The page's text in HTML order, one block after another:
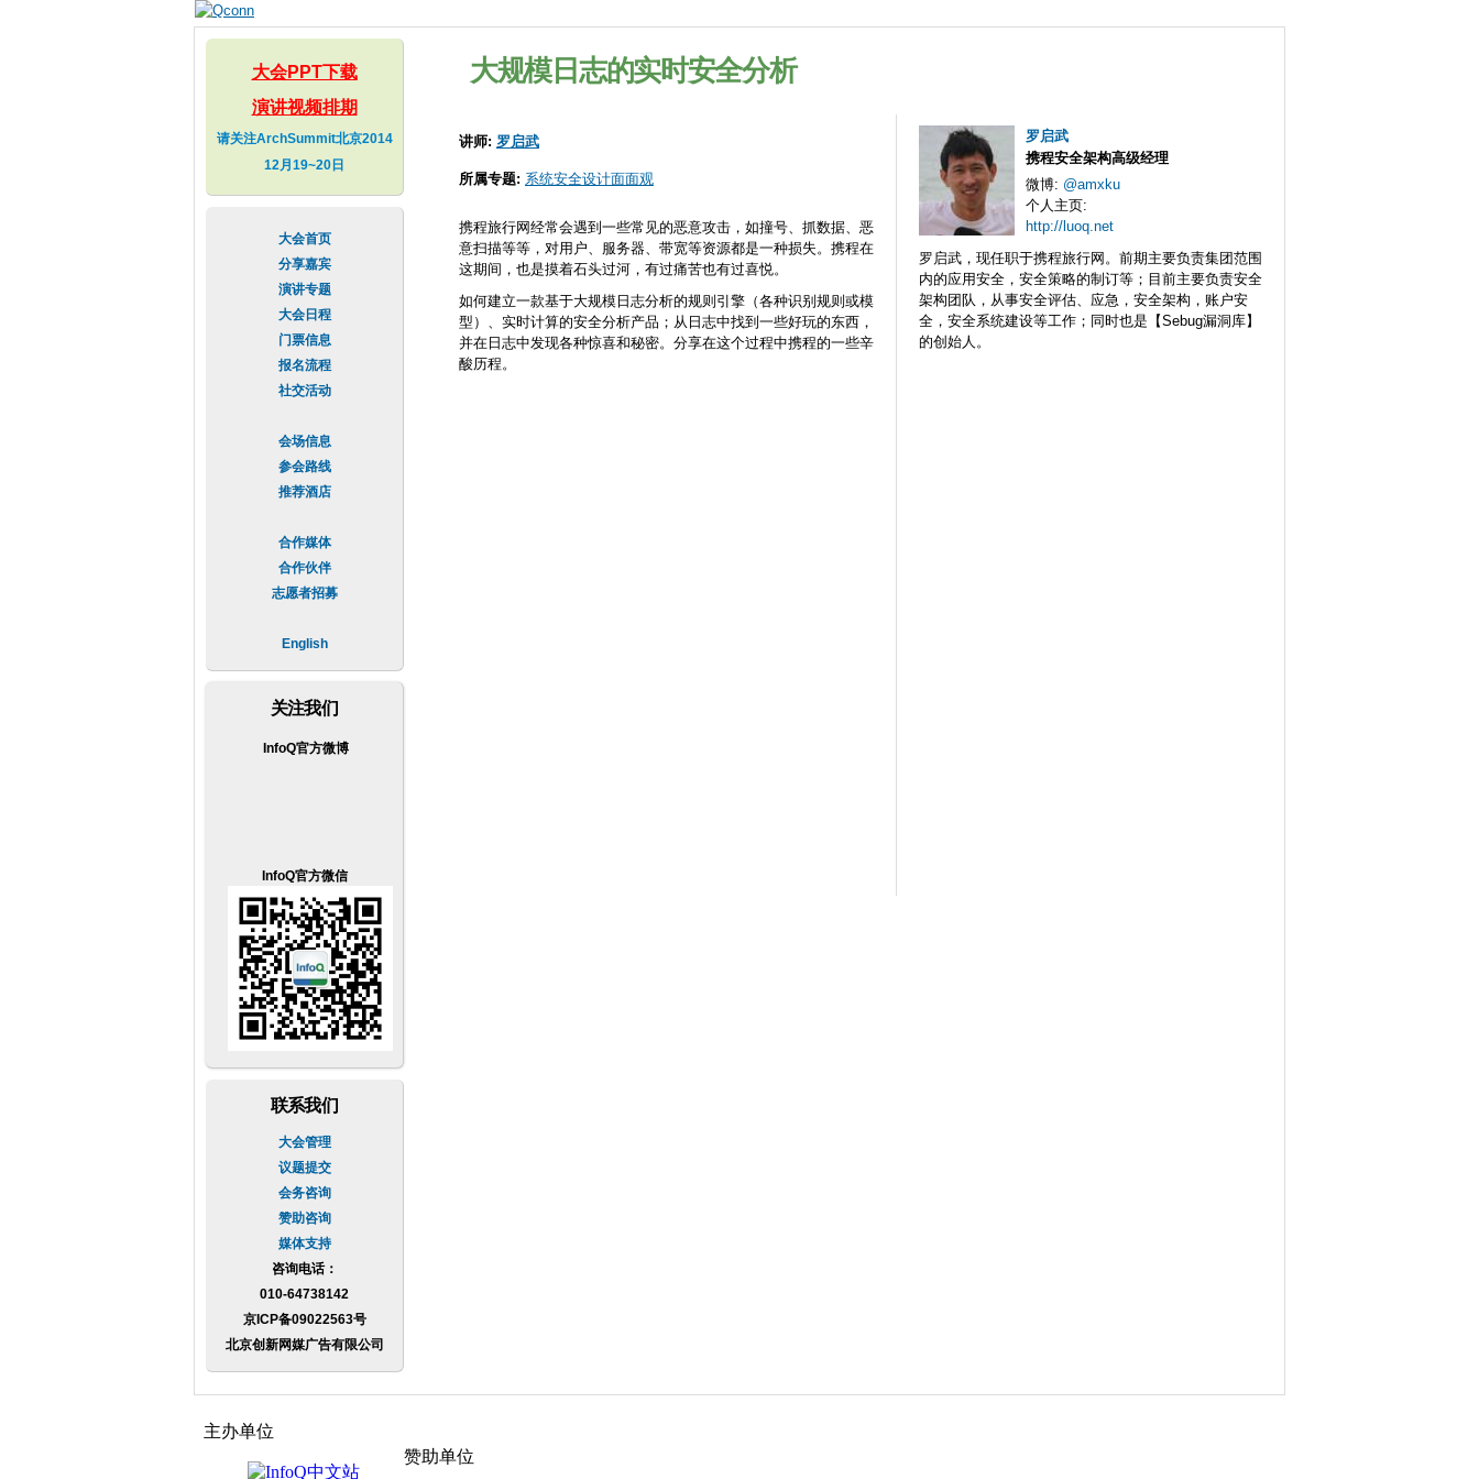
main
content
大会PPT下载
演讲视频排期
请关注ArchSummit北京2014
12月19~20日
大会首页
分享嘉宾
演讲专题
大会日程
门票信息
报名流程
社交活动
会场信息
参会路线
推荐酒店
合作媒体
合作伙伴
志愿者招募
English
关注我们
InfoQ官方微博
InfoQ官方微信
联系我们
大会管理
议题提交
会务咨询
赞助咨询
媒体支持
咨询电话：
010-64738142
京ICP备09022563号
北京创新网媒广告有限公司
大规模日志的实时安全分析
讲师: 罗启武
所属专题: 系统安全设计面面观
携程旅行网经常会遇到一些常见的恶意攻击，如撞号、抓数据、恶
意扫描等等，对用户、服务器、带宽等资源都是一种损失。携程在
这期间，也是摸着石头过河，有过痛苦也有过喜悦。
如何建立一款基于大规模日志分析的规则引擎（各种识别规则或模
型）、实时计算的安全分析产品；从日志中找到一些好玩的东西，
并在日志中发现各种惊喜和秘密。分享在这个过程中携程的一些辛
酸历程。
罗启武
携程安全架构高级经理
微博: @amxku
个人主页:
http://luoq.net
罗启武，现任职于携程旅行网。前期主要负责集团范围
内的应用安全，安全策略的制订等；目前主要负责安全
架构团队，从事安全评估、应急，安全架构，账户安
全，安全系统建设等工作；同时也是【Sebug漏洞库】
的创始人。